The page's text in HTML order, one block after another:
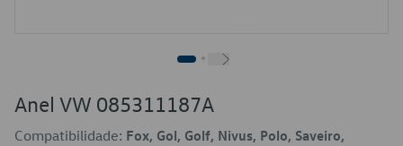
Anel VW 085311187A
Compatibilidade: Fox, Gol, Golf, Nivus, Polo, Saveiro,